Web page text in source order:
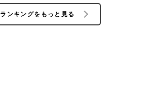
ランキングをもっと見る